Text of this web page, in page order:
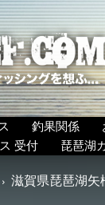
BeWAF
(ビ
ワ
エ
フ）
釣果関係
受付
琵琶湖
滋賀県琵琶湖矢